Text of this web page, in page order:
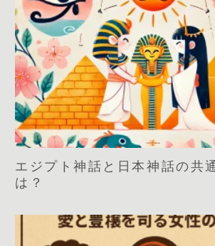
エジプト神話と日本神話の共
は？